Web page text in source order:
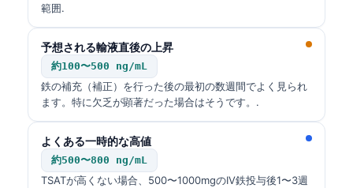
範囲.
予想される輸液直後の上昇
約100〜500 ng/mL
鉄の補充（補正）を行った後の最初の数週間でよく見られ
ます。特に欠乏が顕著だった場合はそうです。.
よくある一時的な高値
約500〜800 ng/mL
TSATが高くない場合、500〜1000mgのIV鉄投与後1〜3週